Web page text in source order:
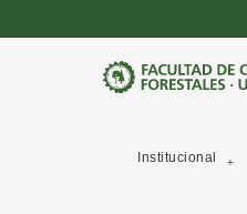
Institucional